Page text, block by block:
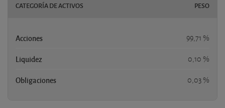
CATEGORÍA DE ACTIVOS PESO
Acciones 99,71 %
Liquidez 0,10 %
Obligaciones 0,03 %